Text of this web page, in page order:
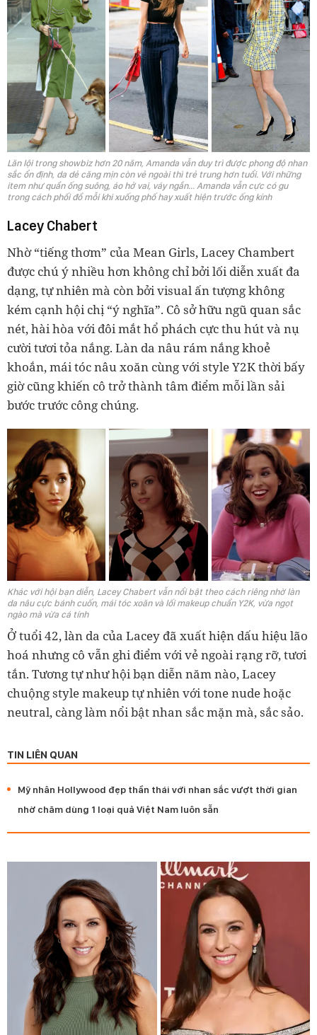
Lăn lội trong showbiz hơn 20 năm, Amanda vẫn duy trì được phong độ nhan
sắc ổn định, da dẻ căng mịn còn vẻ ngoài thì trẻ trung hơn tuổi. Với những
item như quần ống suông, áo hở vai, váy ngắn... Amanda vẫn cực có gu
trong cách phối đồ mỗi khi xuống phố hay xuất hiện trước ống kính
Lacey Chabert
Nhờ “tiếng thơm” của Mean Girls, Lacey Chambert
được chú ý nhiều hơn không chỉ bởi lối diễn xuất đa
dạng, tự nhiên mà còn bởi visual ấn tượng không
kém cạnh hội chị “ý nghĩa”. Cô sở hữu ngũ quan sắc
nét, hài hòa với đôi mắt hổ phách cực thu hút và nụ
cười tươi tỏa nắng. Làn da nâu rám nắng khoẻ
khoắn, mái tóc nâu xoăn cùng với style Y2K thời bấy
giờ cũng khiến cô trở thành tâm điểm mỗi lần sải
bước trước công chúng.
Khác với hội bạn diễn, Lacey Chabert vẫn nổi bật theo cách riêng nhờ làn
da nâu cực bánh cuốn, mái tóc xoăn và lối makeup chuẩn Y2K, vừa ngọt
ngào mà vừa cá tính
Ở tuổi 42, làn da của Lacey đã xuất hiện dấu hiệu lão
hoá nhưng cô vẫn ghi điểm với vẻ ngoài rạng rỡ, tươi
tắn. Tương tự như hội bạn diễn năm nào, Lacey
chuộng style makeup tự nhiên với tone nude hoặc
neutral, càng làm nổi bật nhan sắc mặn mà, sắc sảo.
TIN LIÊN QUAN
Mỹ nhân Hollywood đẹp thần thái với nhan sắc vượt thời gian
nhờ chăm dùng 1 loại quả Việt Nam luôn sẵn